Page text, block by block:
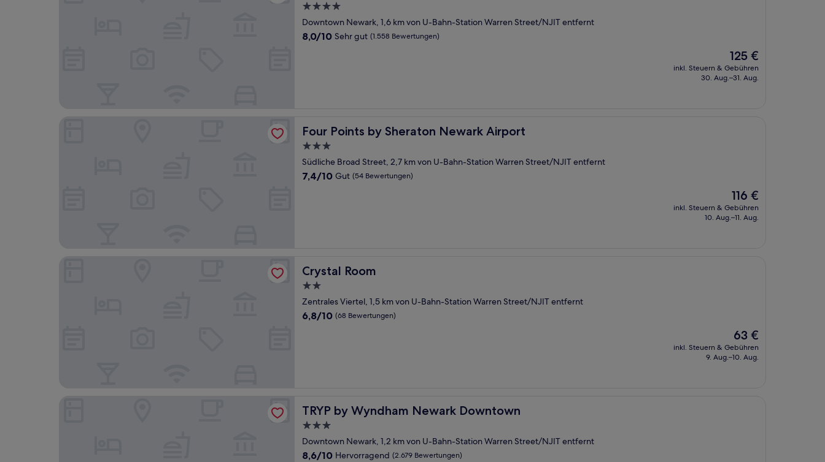
4.0-
Sterne-
Unterkunft
Downtown Newark, 1,6 km von U-Bahn-Station Warren Street/NJIT entfernt
8.0
8,0/10 Sehr gut (1.558 Bewertungen)
Der
Preis
beträgt
125 €
inkl. Steuern & Gebühren
30. Aug.–31. Aug.
Four Points by Sheraton Newark Airport
Four Points by Sheraton Newark Airport
3.0-
Sterne-
Unterkunft
Südliche Broad Street, 2,7 km von U-Bahn-Station Warren Street/NJIT entfernt
7.4
7,4/10 Gut (54 Bewertungen)
Der
Preis
beträgt
116 €
inkl. Steuern & Gebühren
10. Aug.–11. Aug.
Crystal Room
Crystal Room
2.0-
Sterne-
Unterkunft
Zentrales Viertel, 1,5 km von U-Bahn-Station Warren Street/NJIT entfernt
6.8
6,8/10 (68 Bewertungen)
Der
Preis
beträgt
63 €
inkl. Steuern & Gebühren
9. Aug.–10. Aug.
TRYP by Wyndham Newark Downtown
TRYP by Wyndham Newark Downtown
3.0-
Sterne-
Unterkunft
Downtown Newark, 1,2 km von U-Bahn-Station Warren Street/NJIT entfernt
8.6
8,6/10 Hervorragend (2.679 Bewertungen)